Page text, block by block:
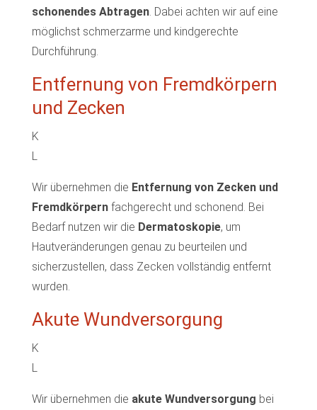
schonendes Abtragen. Dabei achten wir auf eine
möglichst schmerzarme und kindgerechte
Durchführung.
Entfernung von Fremdkörpern
und Zecken
K
L
Wir übernehmen die Entfernung von Zecken und
Fremdkörpernfachgerecht und schonend. Bei
Bedarf nutzen wir die Dermatoskopie, um
Hautveränderungen genau zu beurteilen und
sicherzustellen, dass Zecken vollständig entfernt
wurden.
Akute Wundversorgung
K
L
Wir übernehmen die akute Wundversorgung bei